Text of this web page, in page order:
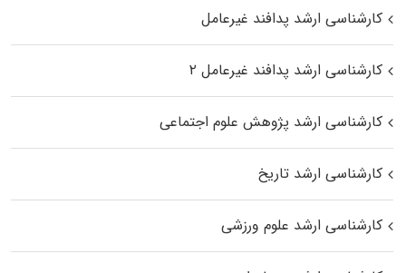
کارشناسی ارشد پدافند غیرعامل
کارشناسی ارشد پدافند غیرعامل ۲
کارشناسی ارشد پژوهش علوم اجتماعی
کارشناسی ارشد تاریخ
کارشناسی ارشد علوم ورزشی